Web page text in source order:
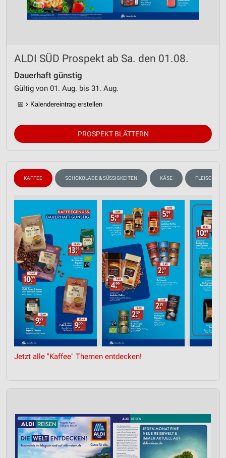
ALDI SÜD Prospekt ab Sa. den 01.08.
Dauerhaft günstig
Gültig von 01. Aug. bis 31. Aug.
📅 Kalendereintrag erstellen
PROSPEKT BLÄTTERN
KAFFEE SCHOKOLADE & SÜSSIGKEITEN KÄSE FLEISCH &
Jetzt alle "Kaffee" Themen entdecken!